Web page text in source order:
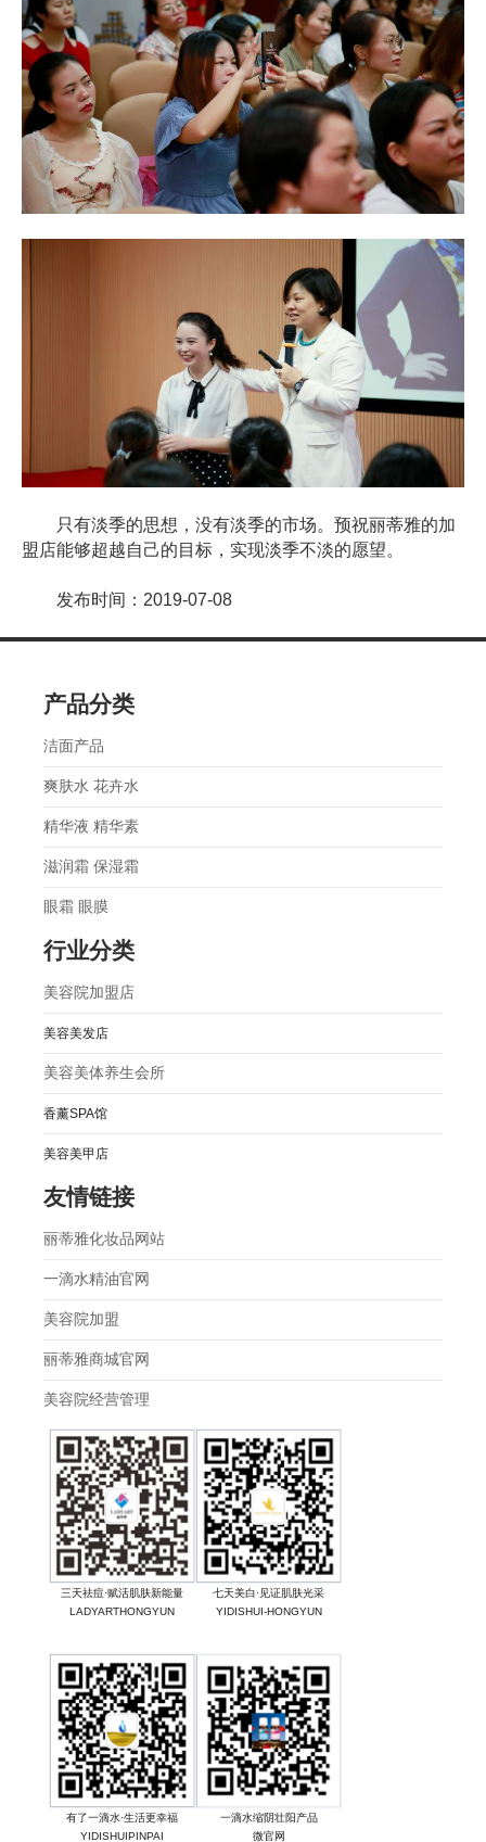
只有淡季的思想，没有淡季的市场。预祝丽蒂雅的加
盟店能够超越自己的目标，实现淡季不淡的愿望。
发布时间：2019-07-08
产品分类
洁面产品
爽肤水 花卉水
精华液 精华素
滋润霜 保湿霜
眼霜 眼膜
行业分类
美容院加盟店
美容美发店
美容美体养生会所
香薰SPA馆
美容美甲店
友情链接
丽蒂雅化妆品网站
一滴水精油官网
美容院加盟
丽蒂雅商城官网
美容院经营管理
三天祛痘·赋活肌肤新能量
LADYARTHONGYUN
七天美白·见证肌肤光采
YIDISHUI-HONGYUN
有了一滴水·生活更幸福
YIDISHUIPINPAI
一滴水缩阴壮阳产品
微官网